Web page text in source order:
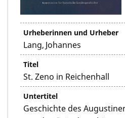
Urheberinnen und Urheber
Lang, Johannes
Titel
St. Zeno in Reichenhall
Untertitel
Geschichte des